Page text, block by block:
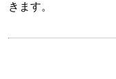
きます。